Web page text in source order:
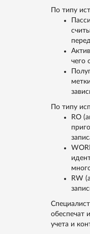
По типу
чего
По типу
RO
RW
обеспечат
учета и